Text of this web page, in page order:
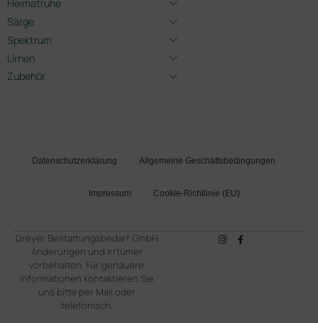
Heimatruhe
Särge
Spektrum
Urnen
Zubehör
Datenschutzerklärung Allgemeine Geschäftsbedingungen
Impressum Cookie-Richtlinie (EU)
Dreyer Bestattungsbedarf GmbH
Änderungen und Irrtümer
vorbehalten. Für genauere
Informationen kontaktieren Sie
uns bitte per Mail oder
telefonisch.